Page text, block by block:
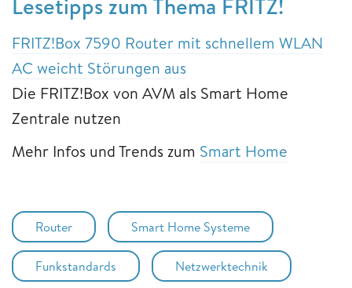
FRITZ!Box 7590 Router mit schnellem WLAN
AC weicht Störungen aus
Die FRITZ!Box von AVM als Smart Home
Zentrale nutzen
Mehr Infos und Trends zum Smart Home
Router Smart Home Systeme
Funkstandards Netzwerktechnik